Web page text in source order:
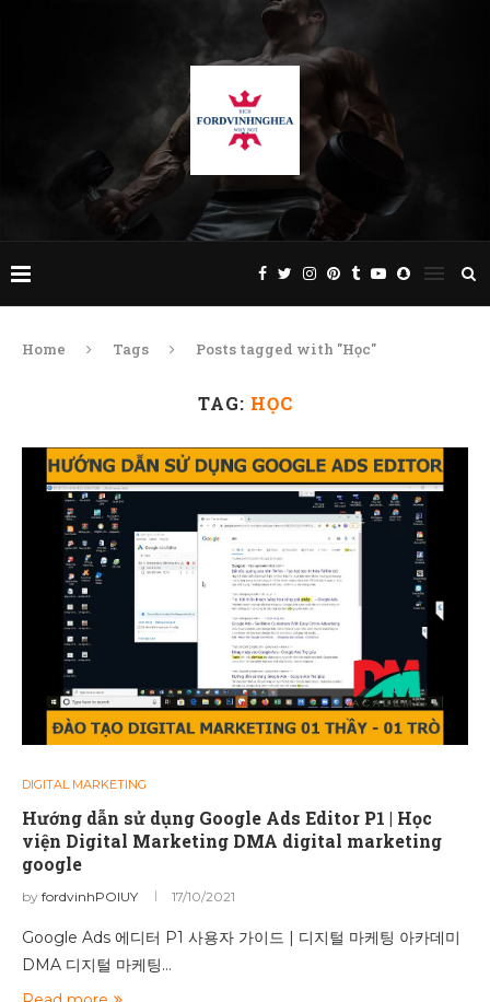
Home Tags Posts tagged with "Học"
TAG: HỌC
DIGITAL MARKETING
Hướng dẫn sử dụng Google Ads Editor P1 | Học
viện Digital Marketing DMA digital marketing
google
by fordvinhPOIUY 17/10/2021
Google Ads 에디터 P1 사용자 가이드 | 디지털 마케팅 아카데미
DMA 디지털 마케팅…